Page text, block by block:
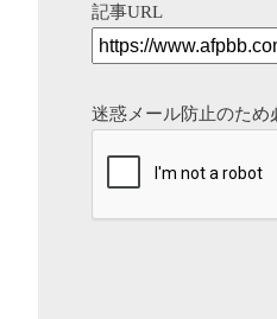
記事URL
迷惑メール防止のため